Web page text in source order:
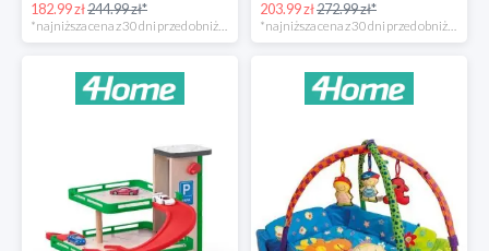
182.99 zł244.99 zł* 203.99 zł272.99 zł*